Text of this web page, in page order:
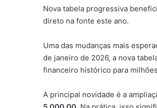
Nova tabela progressiva
direto na fonte este ano.
Uma das mudanças mais
de janeiro de 2026, a nova
financeiro histórico para
A principal novidade é a